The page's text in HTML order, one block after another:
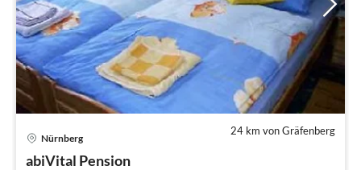
24 km von Gräfenberg
Nürnberg
abiVital Pension